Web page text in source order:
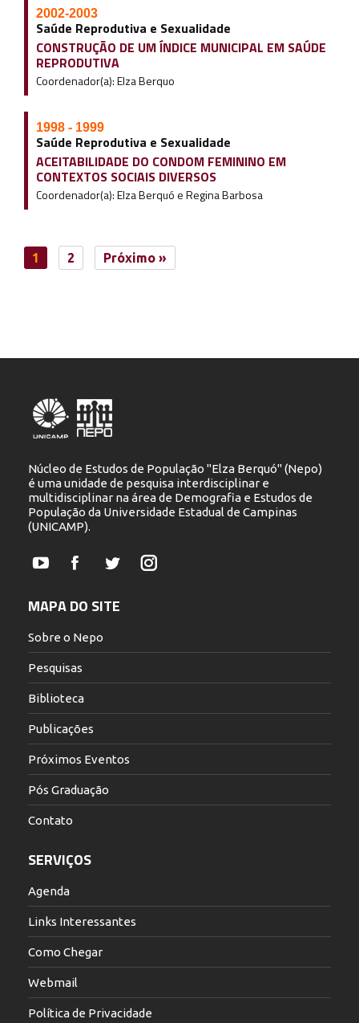
2002-2003
Saúde Reprodutiva e Sexualidade
CONSTRUÇÃO DE UM ÍNDICE MUNICIPAL EM SAÚDE
REPRODUTIVA
Coordenador(a): Elza Berquo
1998 - 1999
Saúde Reprodutiva e Sexualidade
ACEITABILIDADE DO CONDOM FEMININO EM
CONTEXTOS SOCIAIS DIVERSOS
Coordenador(a): Elza Berquó e Regina Barbosa
1 2 Próximo »
Núcleo de Estudos de População "Elza Berquó" (Nepo)
é uma unidade de pesquisa interdisciplinar e
multidisciplinar na área de Demografia e Estudos de
População da Universidade Estadual de Campinas
(UNICAMP).
YouTubeFacebookTwitterInstagram
MAPA DO SITE
Sobre o Nepo
Pesquisas
Biblioteca
Publicações
Próximos Eventos
Pós Graduação
Contato
SERVIÇOS
Agenda
Links Interessantes
Como Chegar
Webmail
Política de Privacidade